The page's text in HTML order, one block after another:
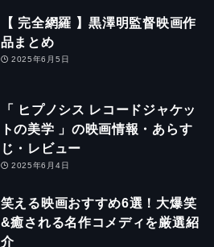
【 完全網羅 】黒澤明監督映画作
品まとめ
2025年6月5日
「 ヒプノシス レコードジャケッ
トの美学 」の映画情報・あらす
じ・レビュー
2025年6月4日
笑える映画おすすめ6選！大爆笑
&癒される名作コメディを厳選紹
介